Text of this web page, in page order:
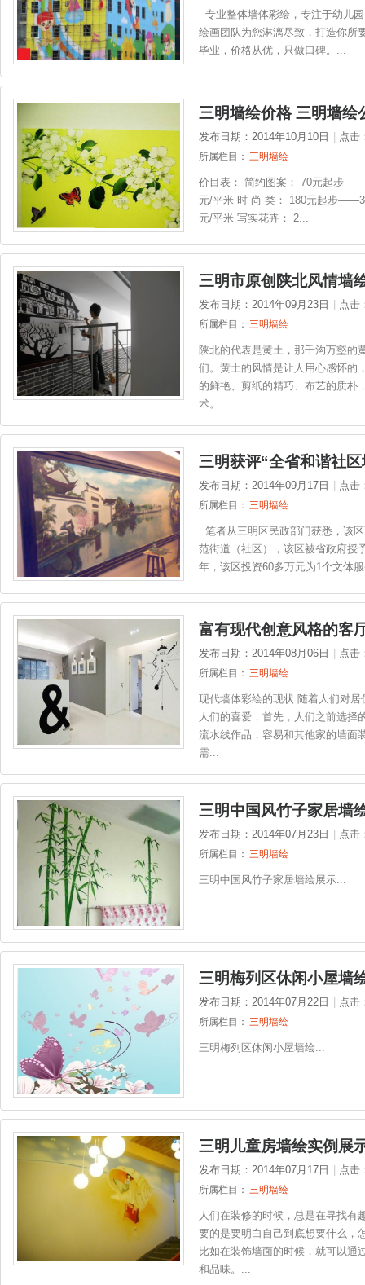
专业整体墙体彩绘，专注于幼儿
绘画团队为您淋漓尽致，打造你所
毕业，价格从优，只做口碑。...
三明墙绘价格 三明墙绘
发布日期：2014年10月10日 点击
所属栏目： 三明墙绘
价目表： 简约图案： 70元起步
元/平米 时 尚 类： 180元起步
元/平米 写实花卉： 2...
三明市原创陕北风情墙
发布日期：2014年09月23日 点击
所属栏目： 三明墙绘
陕北的代表是黄土，那千沟万壑的
们。黄土的风情是让人用心感怀的
的鲜艳、剪纸的精巧、布艺的质朴
术。 ...
三明获评“全省和谐社
发布日期：2014年09月17日 点击
所属栏目： 三明墙绘
笔者从三明区民政部门获悉，该
范街道（社区），该区被省政府授
年，该区投资60多万元为1个文体
富有现代创意风格的客
发布日期：2014年08月06日 点击
所属栏目： 三明墙绘
现代墙体彩绘的现状 随着人们对
人们的喜爱，首先，人们之前选择
流水线作品，容易和其他家的墙面
需...
三明中国风竹子家居墙
发布日期：2014年07月23日 点击
所属栏目： 三明墙绘
三明中国风竹子家居墙绘展示...
三明梅列区休闲小屋墙
发布日期：2014年07月22日 点击
所属栏目： 三明墙绘
三明梅列区休闲小屋墙绘...
三明儿童房墙绘实例展
发布日期：2014年07月17日 点击
所属栏目： 三明墙绘
人们在装修的时候，总是在寻找有
要的是要明白自己到底想要什么，
比如在装饰墙面的时候，就可以通
和品味。...